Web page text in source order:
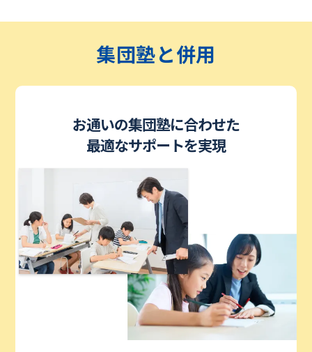
集団塾と併用
お通いの集団塾に合わせた
最適なサポートを実現